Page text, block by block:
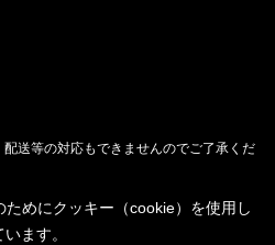
送等の対応もできませんのでご了承くだ
めにクッキー（cookie）を使用し
います。